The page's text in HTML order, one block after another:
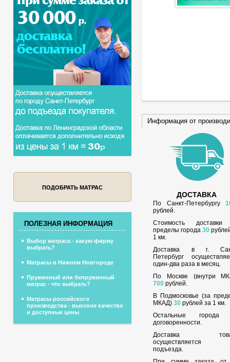
Информация от
ДОСТАВКА
По Санкт-Петербургу
рублей.
Стоимость
пределы города30
1 км.
Доставка в г.
Петербург
один-два раза в месяц.
По Москве (внутри
700 рублей.
В Подмосковье (за
МКАД)30 рублей за 1 км.
Остальные города
договоренности.
Доставка
осуществляется
подъезда.
ПОДОБРАТЬ МАТРАС
ПОЛЕЗНАЯ ИНФОРМАЦИЯ
Выбор матраса - какую фирму
выбрать?
Матрасы в Нижнем Новгороде
Пружинный или бепружинный
матрас - что выбрать?
Матрасы российского
производства - высокое качество
и доступные цены